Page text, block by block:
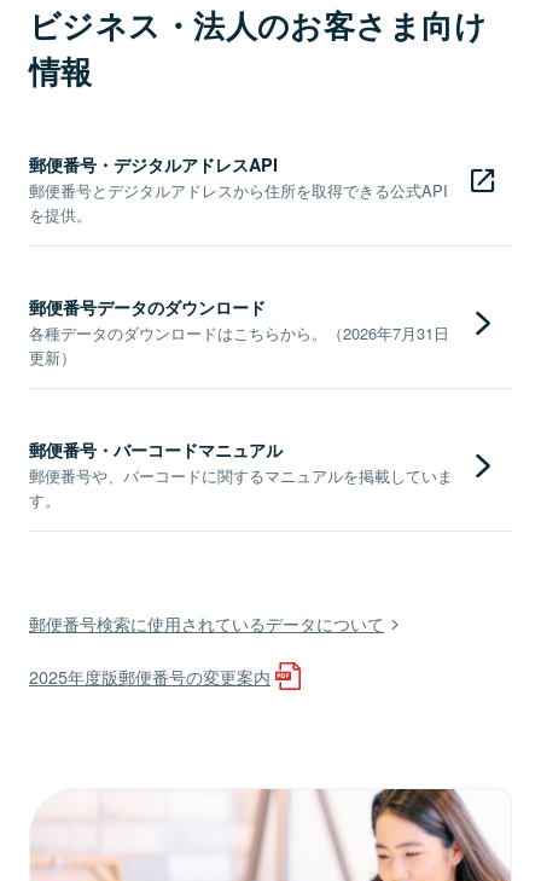
ビジネス・法人のお客さま向け
情報
郵便番号・デジタルアドレスAPI
郵便番号とデジタルアドレスから住所を取得できる公式API
を提供。
郵便番号データのダウンロード
各種データのダウンロードはこちらから。（2026年7月31日
更新）
郵便番号・バーコードマニュアル
郵便番号や、バーコードに関するマニュアルを掲載していま
す。
郵便番号検索に使用されているデータについて
2025年度版郵便番号の変更案内